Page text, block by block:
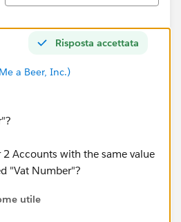
Risposta accettata
a Beer, Inc.)
Accounts with the same value
"Vat Number"?
utile